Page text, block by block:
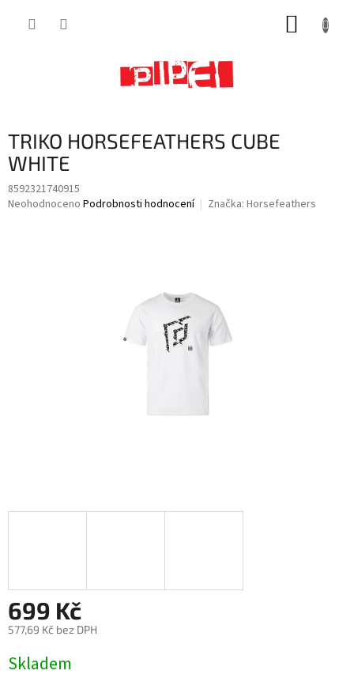
TRIKO HORSEFEATHERS CUBE
WHITE
8592321740915
Průměrné
Neohodnoceno Podrobnosti hodnocení Značka: Horsefeathers
699 Kč
577,69 Kč bez DPH
cena:
Skladem